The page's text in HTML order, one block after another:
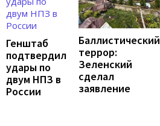
Генштаб
подтвердил
удары по
двум НПЗ в
России
Баллистический
террор:
Зеленский
сделал
заявление